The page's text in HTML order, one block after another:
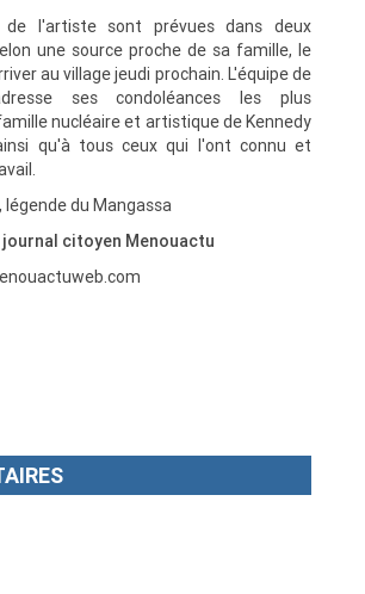
de l'artiste sont prévues dans deux
une source proche de sa famille, le
au village jeudi prochain. L'équipe de
ses condoléances les plus
nucléaire et artistique de Kennedy
qu'à tous ceux qui l'ont connu et
légende du Mangassa
journal citoyen Menouactu